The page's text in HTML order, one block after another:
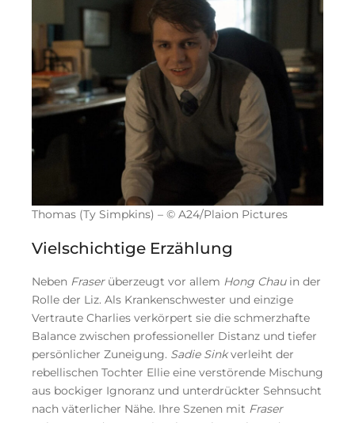
Thomas (Ty Simpkins) – © A24/Plaion Pictures
Vielschichtige Erzählung
Neben Fraser überzeugt vor allem Hong Chauin der
Rolle der Liz. Als Krankenschwester und einzige
Vertraute Charlies verkörpert sie die schmerzhafte
Balance zwischen professioneller Distanz und tiefer
persönlicher Zuneigung. Sadie Sinkverleiht der
rebellischen Tochter Ellie eine verstörende Mischung
aus bockiger Ignoranz und unterdrückter Sehnsucht
nach väterlicher Nähe. Ihre Szenen mit Fraser